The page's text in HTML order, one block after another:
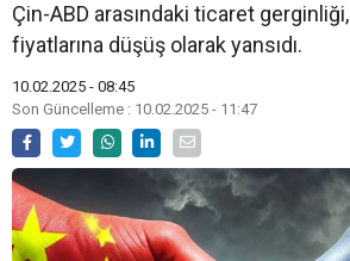
Çin-ABD arasındaki ticaret
fiyatlarına düşüş olarak yansıdı.
10.02.2025 - 08:45
Son Güncelleme : 10.02.2025 - 11:47